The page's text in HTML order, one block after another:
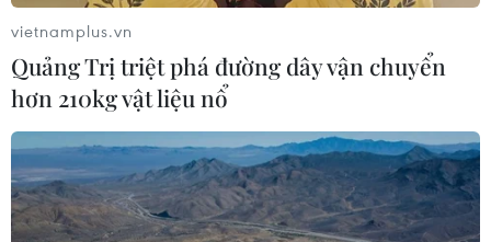
công của Chính phủ./.
(TTXVN/Vietnam+)
vietnamplus.vn
Quảng Trị triệt phá đường dây vận chuyển
hơn 210kg vật liệu nổ